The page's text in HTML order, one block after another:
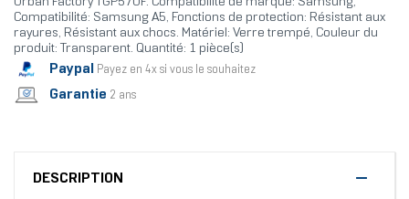
Urban Factory TGP57UF. Compatibilité de marque: Samsung,
Compatibilité: Samsung A5, Fonctions de protection: Résistant aux
rayures, Résistant aux chocs. Matériel: Verre trempé, Couleur du
produit: Transparent. Quantité: 1 pièce(s)
Paypal Payez en 4x si vous le souhaitez
Garantie 2 ans
DESCRIPTION